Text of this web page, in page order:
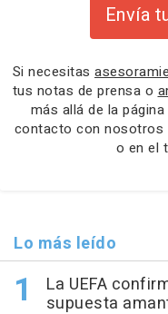
Envía
Si necesitas
tus notas de prensa o
más allá de la página
contacto con nosotros
o en el
Lo más leído
La UEFA
supuesta